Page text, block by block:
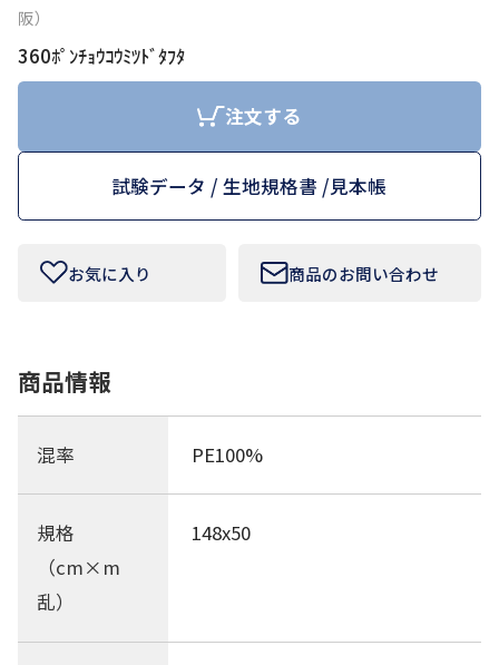
Tamurakoma Textile Baseについて
よくあるご質問
会社概要
プライバシーポリシー
阪）
360ﾎﾟﾝﾁｮｳｺｳﾐﾂﾄﾞﾀﾌﾀ
注文する
試験データ / 生地規格書 /見本帳
お気に入り 商品のお問い合わせ
商品情報
混率 PE100%
規格
（cm×m
乱）
148x50